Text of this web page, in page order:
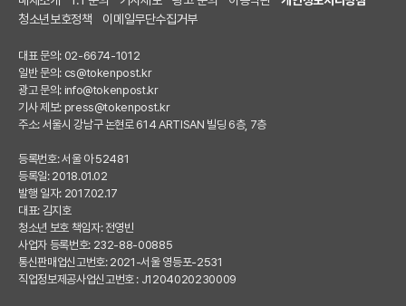
청소년보호정책
이메일무단수집거부
대표 문의: 02-6674-1012
일반 문의: cs@tokenpost.kr
광고 문의: info@tokenpost.kr
기사 제보: press@tokenpost.kr
주소: 서울시 강남구 논현로 614 ARTISAN 빌딩 6층, 7층
등록번호: 서울 아 52481
등록일: 2018.01.02
발행 일자: 2017.02.17
대표: 김지호
청소년 보호 책임자: 전영빈
사업자 등록번호: 232-88-00885
통신판매업신고번호: 2021-서울 영등포-2531
직업정보제공사업신고번호 : J1204020230009